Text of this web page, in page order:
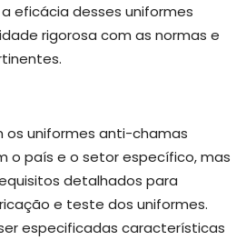
eficácia desses uniformes
rigorosa com as normas e
os uniformes anti-chamas
o país e o setor específico, mas
detalhados para
e teste dos uniformes.
especificadas características